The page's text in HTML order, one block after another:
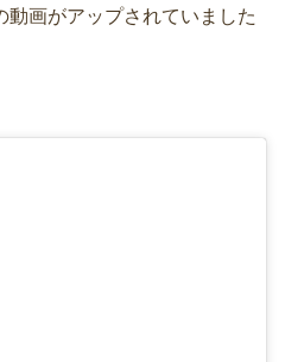
動画がアップされていました